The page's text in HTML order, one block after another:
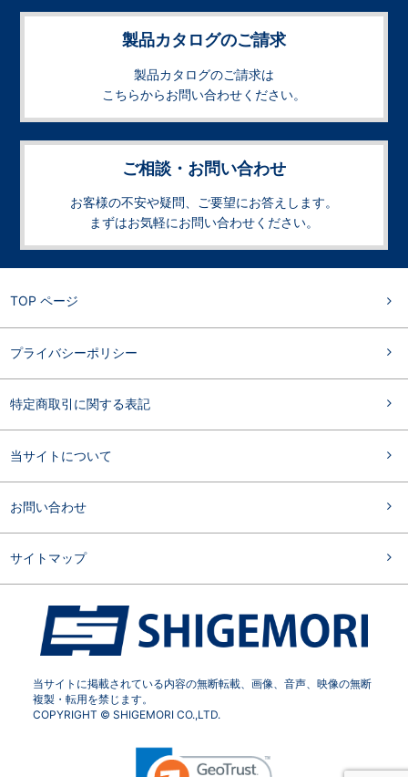
製品カタログのご請求
製品カタログのご請求は
こちらからお問い合わせください。
ご相談・お問い合わせ
お客様の不安や疑問、ご要望にお答えします。
まずはお気軽にお問い合わせください。
TOP ページ
プライバシーポリシー
特定商取引に関する表記
当サイトについて
お問い合わせ
サイトマップ
当サイトに掲載されている内容の無断転載、画像、音声、映像の無断
複製・転用を禁じます。
COPYRIGHT © SHIGEMORI CO.,LTD.